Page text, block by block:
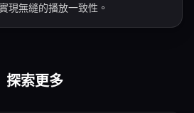
現無縫的播放一致性。
探索更多